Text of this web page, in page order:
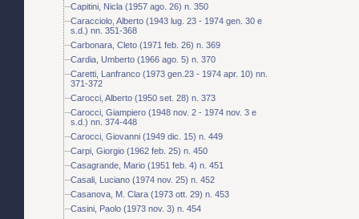
Capitini, Nicla (1957 ago. 26) n. 350
Caracciolo, Alberto (1943 lug. 23 - 1974 gen. 30 e
s.d.) nn. 351-368
Carbonara, Cleto (1971 feb. 26) n. 369
Cardia, Umberto (1966 ago. 5) n. 370
Caretti, Lanfranco (1973 gen.23 - 1974 apr. 10) nn.
371-372
Carocci, Alberto (1950 set. 28) n. 373
Carocci, Giampiero (1948 nov. 2 - 1974 nov. 3 e
s.d.) nn. 374-448
Carocci, Giovanni (1949 dic. 15) n. 449
Carpi, Giorgio (1962 feb. 25) n. 450
Casagrande, Mario (1951 feb. 4) n. 451
Casali, Luciano (1974 nov. 25) n. 452
Casanova, M. Clara (1973 ott. 29) n. 453
Casini, Paolo (1973 nov. 3) n. 454